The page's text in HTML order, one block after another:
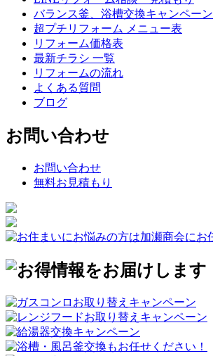
バランス釜、浴槽交換キャンペーン
超プチリフォーム メニュー表
リフォーム価格表
最新チラシ 一覧
リフォームの流れ
よくある質問
ブログ
お問い合わせ
お問い合わせ
無料お見積もり